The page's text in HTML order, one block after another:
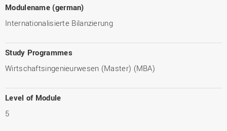
Modulename (german)
Internationalisierte Bilanzierung
Study Programmes
Wirtschaftsingenieurwesen (Master) (MBA)
Level of Module
5